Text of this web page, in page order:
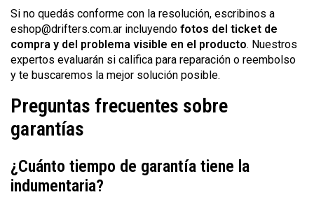
Si no quedás conforme con la resolución, escribinos a
eshop@drifters.com.ar incluyendo fotos del ticket de
compra y del problema visible en el producto. Nuestros
expertos evaluarán si califica para reparación o reembolso
y te buscaremos la mejor solución posible.
Preguntas frecuentes sobre
garantías
¿Cuánto tiempo de garantía tiene la
indumentaria?